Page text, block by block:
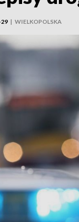
| WIELKOPOLSKA